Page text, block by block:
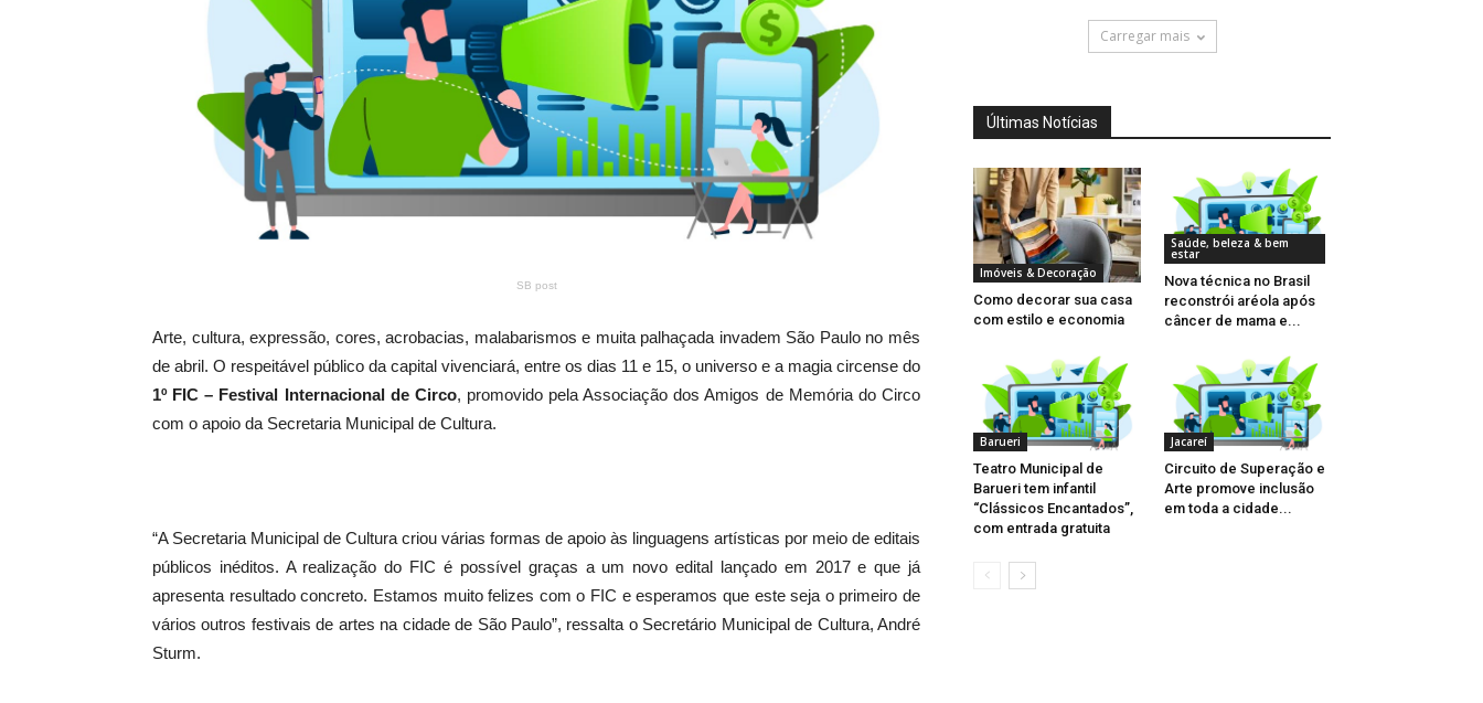
SB post
Arte, cultura, expressão, cores, acrobacias, malabarismos e muita palhaçada invadem São Paulo no mês
de abril. O respeitável público da capital vivenciará, entre os dias 11 e 15, o universo e a magia circense do
1º FIC – Festival Internacional de Circo, promovido pela Associação dos Amigos de Memória do Circo
com o apoio da Secretaria Municipal de Cultura.
“A Secretaria Municipal de Cultura criou várias formas de apoio às linguagens artísticas por meio de editais
públicos inéditos. A realização do FIC é possível graças a um novo edital lançado em 2017 e que já
apresenta resultado concreto. Estamos muito felizes com o FIC e esperamos que este seja o primeiro de
vários outros festivais de artes na cidade de São Paulo”, ressalta o Secretário Municipal de Cultura, André
Sturm.
Carregar mais
Últimas Notícias
Imóveis & Decoração
Como decorar sua casa
com estilo e economia
Saúde, beleza & bem
estar
Nova técnica no Brasil
reconstrói aréola após
câncer de mama e...
Barueri
Teatro Municipal de
Barueri tem infantil
“Clássicos Encantados”,
com entrada gratuita
Jacareí
Circuito de Superação e
Arte promove inclusão
em toda a cidade...